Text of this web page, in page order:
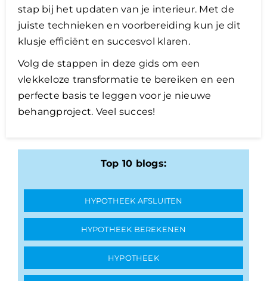
stap bij het updaten van je interieur. Met de
juiste technieken en voorbereiding kun je dit
klusje efficiënt en succesvol klaren.
Volg de stappen in deze gids om een
vlekkeloze transformatie te bereiken en een
perfecte basis te leggen voor je nieuwe
behangproject. Veel succes!
Top 10 blogs:
HYPOTHEEK AFSLUITEN
HYPOTHEEK BEREKENEN
HYPOTHEEK